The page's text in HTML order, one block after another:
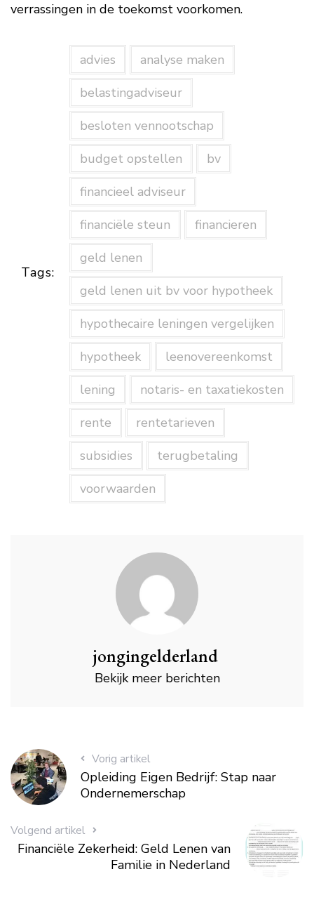
verrassingen in de toekomst voorkomen.
Tags:
advies
analyse maken
belastingadviseur
besloten vennootschap
budget opstellen
bv
financieel adviseur
financiële steun
financieren
geld lenen
geld lenen uit bv voor hypotheek
hypothecaire leningen vergelijken
hypotheek
leenovereenkomst
lening
notaris- en taxatiekosten
rente
rentetarieven
subsidies
terugbetaling
voorwaarden
jongingelderland
Bekijk meer berichten
Vorig artikel
Opleiding Eigen Bedrijf: Stap naar
Ondernemerschap
Volgend artikel
Financiële Zekerheid: Geld Lenen van
Familie in Nederland